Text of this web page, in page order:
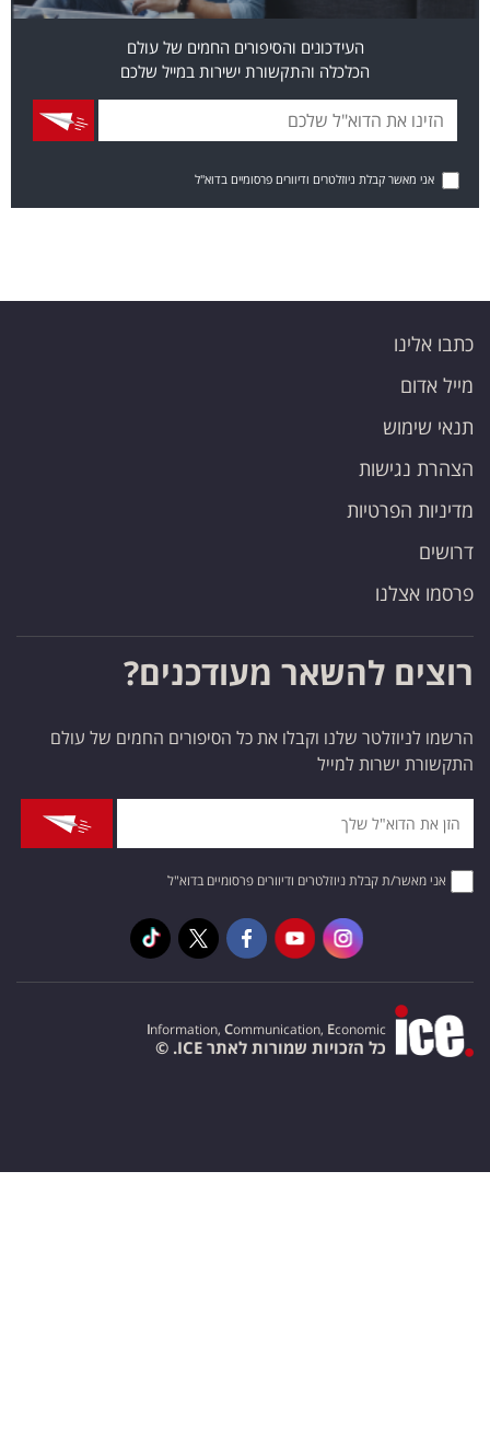
העידכונים והסיפורים החמים של עולם
הכלכלה והתקשורת ישירות במייל שלכם
אני מאשר קבלת ניוזלטרים ודיוורים פרסומיים בדוא"ל
כתבו אלינו
מייל אדום
תנאי שימוש
הצהרת נגישות
מדיניות הפרטיות
דרושים
פרסמו אצלנו
רוצים להשאר מעודכנים?
הרשמו לניוזלטר שלנו וקבלו את כל הסיפורים החמים של עולם
התקשורת ישרות למייל
אני מאשר/ת קבלת ניוזלטרים ודיוורים פרסומיים בדוא"ל
Information, Communication, Economic
כל הזכויות שמורות לאתר ICE. ©